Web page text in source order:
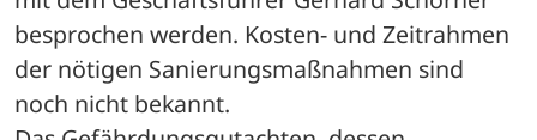
besprochen werden. Kosten- und Zeitrahmen
der nötigen Sanierungsmaßnahmen sind
noch nicht bekannt.